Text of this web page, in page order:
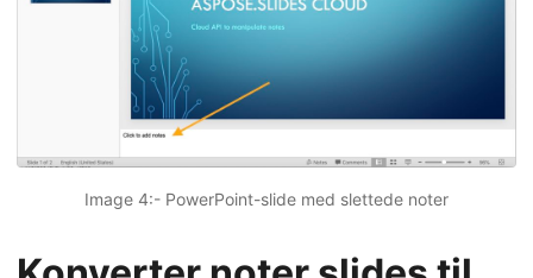
Image 4:- PowerPoint-slide med slettede noter